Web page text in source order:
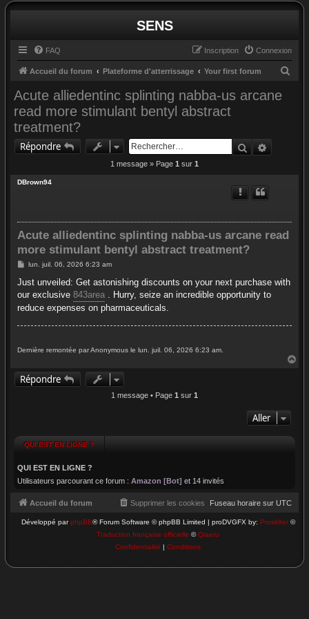
SENS
FAQ Connexion
Inscription
Accueil du forum Plateforme d'atterrissage Your first forum
Acute alliedentinc splinting nabba-us arcane
read more stimulant bentyl abstract
treatment?
Répondre Rechercher
1 message » Page 1 sur 1
DBrown94
Acute alliedentinc splinting nabba-us arcane read
more stimulant bentyl abstract treatment?
M
s
a
g
e
lun. juil. 06, 2026 6:23 am
Just unveiled: Get astonishing discounts on your next purchase with
our exclusive 843area . Hurry, seize an incredible opportunity to
reduce expenses on pharmaceuticals.
Dernière remontée par Anonymous le lun. juil. 06, 2026 6:23 am.
Répondre
1 message • Page 1 sur 1
Aller
QUI EST EN LIGNE ?
QUI EST EN LIGNE ?
Utilisateurs parcourant ce forum : Amazon [Bot] et 14 invités
Accueil du forum Fuseau horaire sur UTC
Supprimer les cookies
Développé parphpBB® Forum Software © phpBB Limited | proDVGFX by: Prosk8er©
Traduction française officielle ©Qiaeru
Confidentialité | Conditions